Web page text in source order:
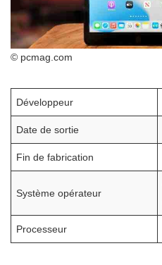
© pcmag.com
Développeur
Date de sortie
Fin de fabrication
Système opérateur
Processeur